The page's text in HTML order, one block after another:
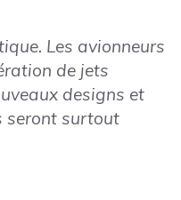
Les avionneurs
de jets
designs et
seront surtout